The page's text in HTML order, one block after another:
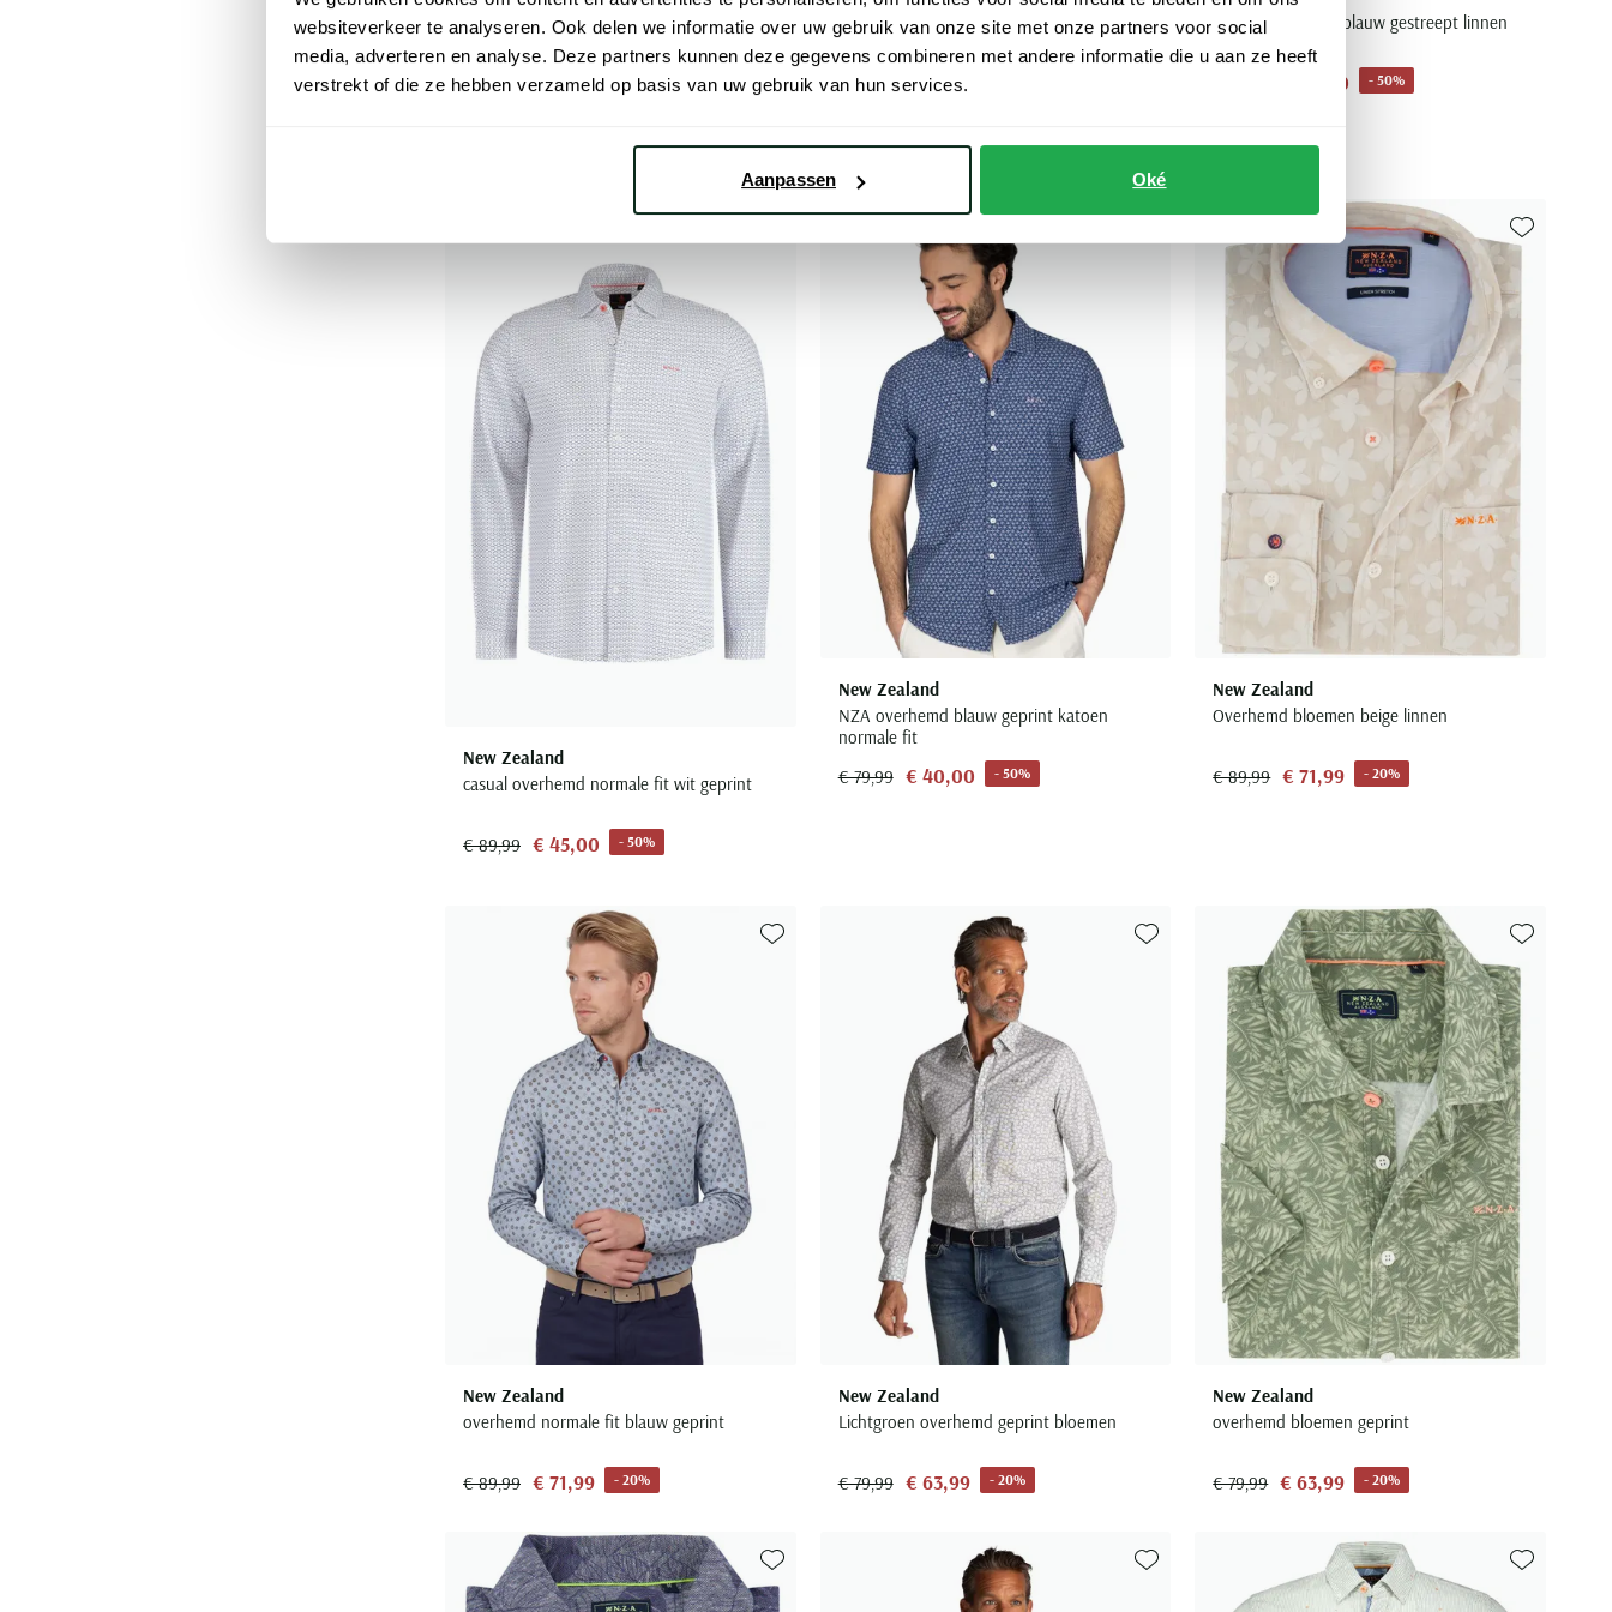
websiteverkeer te analyseren. Ook delen we informatie over uw gebruik van onze site met onze partners voor social
media, adverteren en analyse. Deze partners kunnen deze gegevens combineren met andere informatie die u aan ze heeft
verstrekt of die ze hebben verzameld op basis van uw gebruik van hun services.
Aanpassen Oké
New Zealand
overhemd normale fit blauw geprint
- 50%
overhemd Tate blauw geprint
€ 99,99 € 50,00
overhemd Ronan blauw gestreept linnen
€ 45,00 - 50%
New Zealand
casual overhemd normale fit wit geprint
€ 89,99 € 45,00 - 50%
Toevoegen aan favorieten
New Zealand
NZA overhemd blauw geprint katoen
normale fit
€ 79,99 € 40,00 - 50%
Toevoegen aan favorieten
New Zealand
Overhemd bloemen beige linnen
€ 89,99 € 71,99 - 20%
New Zealand
overhemd normale fit blauw geprint
€ 89,99 € 71,99 - 20%
New Zealand
Lichtgroen overhemd geprint bloemen
€ 79,99 € 63,99 - 20%
Toevoegen aan favorieten
New Zealand
overhemd bloemen geprint
€ 79,99 € 63,99 - 20%
Toevoegen
Toevoegen aan favorieten Toevoegen aan favorieten